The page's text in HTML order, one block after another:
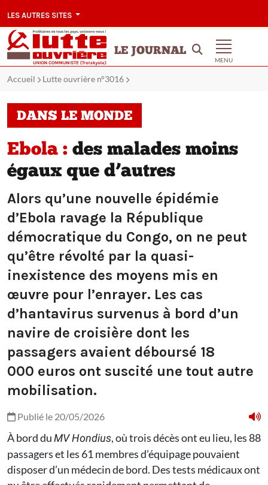
LES AUTRES SITES
LE JOURNAL
MENU
Accueil Lutte ouvrière n°3016
DANS LE MONDE
Ebola : des malades moins
égaux que d’autres
Alors qu’une nouvelle épidémie
d’Ebola ravage la République
démocratique du Congo, on ne peut
qu’être révolté par la quasi-
inexistence des moyens mis en
œuvre pour l’enrayer. Les cas
d’hantavirus survenus à bord d’un
navire de croisière dont les
passagers avaient déboursé 18
000 euros ont suscité une tout autre
mobilisation.
Publié le 20/05/2026
À bord duMV Hondius, où trois décès ont eu lieu, les 88
passagers et les 61 membres d’équipage pouvaient
disposer d’un médecin de bord. Des tests médicaux ont